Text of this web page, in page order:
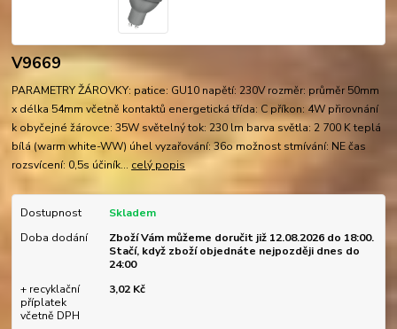
V9669
PARAMETRY ŽÁROVKY: patice: GU10 napětí: 230V rozměr: průměr 50mm
x délka 54mm včetně kontaktů energetická třída: C příkon: 4W přirovnání
k obyčejné žárovce: 35W světelný tok: 230 lm barva světla: 2 700 K teplá
bílá (warm white-WW) úhel vyzařování: 36o možnost stmívání: NE čas
rozsvícení: 0,5s účiník... celý popis
Dostupnost
Skladem
Doba dodání
Zboží Vám můžeme doručit již 12.08.2026 do 18:00.
Stačí, když zboží objednáte nejpozději dnes do
24:00
+ recyklační
příplatek
včetně DPH
3,02 Kč